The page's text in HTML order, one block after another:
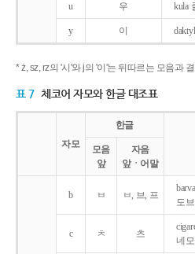
u 우 kula
y 이
* ż, sz, rz의 '시'와 j의 '이'는 뒤따르는 모음과
표 7 체코어 자모와 한글 대조표
자모
한글
모음
앞
자음
앞ㆍ어말
b ㅂ ㅂ, 브, 프
도
c ㅊ 츠
네